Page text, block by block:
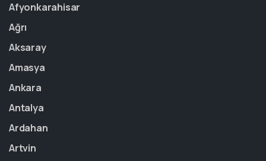
Afyonkarahisar
Ağrı
Aksaray
Amasya
Ankara
Antalya
Ardahan
Artvin